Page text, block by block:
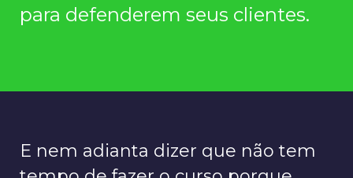
para defenderem seus clientes.
E nem adianta dizer que não tem